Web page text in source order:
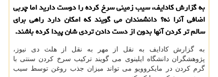
به گزارش کادایف، سیب زمینی سرخ کرده را دوست دارید اما چربی
اضافی آنرا نه؟ دانشمندان می گویند که امکان دارد راهی برای
سالم تر کردن آنها بدون از دست دادن تردی شان پیدا کرده باشند.
به گزارش کادایف به نقل از مهر به نقل از هلث دی نیوز،
پژوهشگران دانشگاه ایلینوی می گویند ترکیب سرخ کردن سنتی با
گرم کردن در مایکروویو می تواند میزان جذب روغن توسط سیب